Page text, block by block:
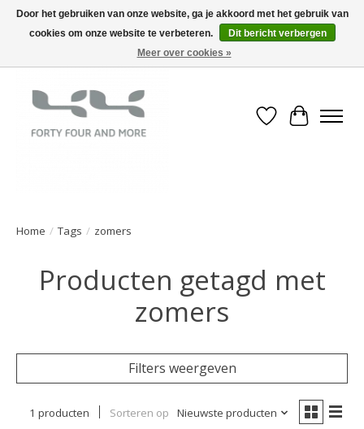
Verlanglijst
Home / Tags / zomers
Producten getagd met
zomers
Filters weergeven
1 producten Sorteren op Nieuwste producten
Door het gebruiken van onze website, ga je akkoord met het gebruik van
cookies om onze website te verbeteren.
Dit bericht verbergen
Meer over cookies »